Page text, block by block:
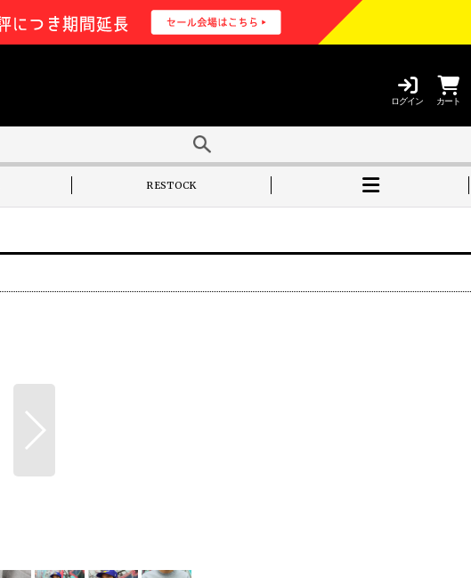
ログイン カート
RESTOCK